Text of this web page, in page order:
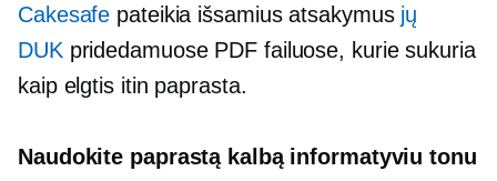
Cakesafe pateikia išsamius atsakymus jų
DUK pridedamuose PDF failuose, kurie sukuria
kaip elgtis itin paprasta.
Naudokite paprastą kalbą informatyviu tonu